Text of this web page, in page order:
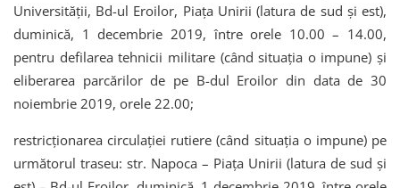
Universităţii, Bd-ul Eroilor, Piaţa Unirii (latura de sud şi est),
duminică, 1 decembrie 2019, între orele 10.00 – 14.00,
pentru defilarea tehnicii militare (când situaţia o impune) şi
eliberarea parcărilor de pe B-dul Eroilor din data de 30
noiembrie 2019, orele 22.00;
restricţionarea circulaţiei rutiere (când situaţia o impune) pe
următorul traseu: str. Napoca – Piaţa Unirii (latura de sud şi